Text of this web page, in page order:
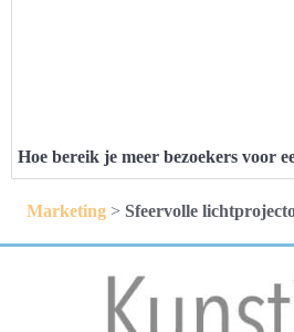
Hoe bereik je meer bezoekers voor
Marketing> Sfeervolle